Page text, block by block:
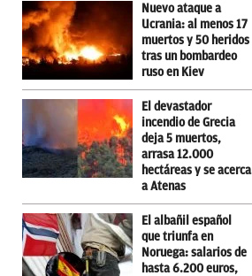
Nuevo ataque a
Ucrania: al menos 17
muertos y 50 heridos
tras un bombardeo
ruso en Kiev
El devastador
incendio de Grecia
deja 5 muertos,
arrasa 12.000
hectáreas y se acerca
a Atenas
El albañil español
que triunfa en
Noruega: salarios de
hasta 6.200 euros,